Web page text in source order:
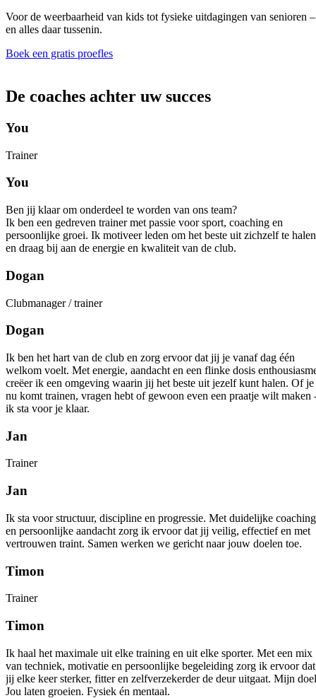
Voor de weerbaarheid van kids tot fysieke uitdagingen van senioren –
en alles daar tussenin.
Boek een gratis proefles
De coaches achter uw succes
You
Trainer
You
Ben jij klaar om onderdeel te worden van ons team?
Ik ben een gedreven trainer met passie voor sport, coaching en
persoonlijke groei. Ik motiveer leden om het beste uit zichzelf te halen
en draag bij aan de energie en kwaliteit van de club.
Dogan
Clubmanager / trainer
Dogan
Ik ben het hart van de club en zorg ervoor dat jij je vanaf dag één
welkom voelt. Met energie, aandacht en een flinke dosis
creëer ik een omgeving waarin jij het beste uit jezelf kunt halen. Of je
nu komt trainen, vragen hebt of gewoon even een praatje wilt maken
ik sta voor je klaar.
Jan
Trainer
Jan
Ik sta voor structuur, discipline en progressie. Met duidelijke coaching
en persoonlijke aandacht zorg ik ervoor dat jij veilig, effectief en met
vertrouwen traint. Samen werken we gericht naar jouw doelen toe.
Timon
Trainer
Timon
Ik haal het maximale uit elke training en uit elke sporter. Met een mix
van techniek, motivatie en persoonlijke begeleiding zorg ik ervoor dat
jij elke keer sterker, fitter en zelfverzekerder de deur uitgaat. Mijn
Jou laten groeien. Fysiek én mentaal.